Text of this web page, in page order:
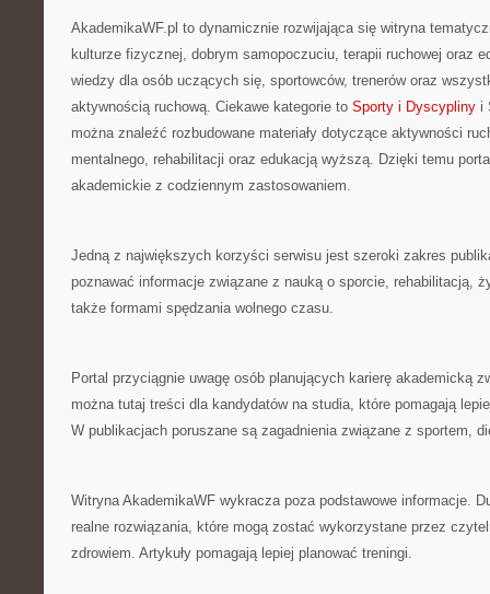
AkademikaWF.pl to dynamicznie rozwijająca się witryna
kulturze fizycznej, dobrym samopoczuciu, terapii ruchowej oraz
wiedzy dla osób uczących się, sportowców, trenerów oraz
aktywnością ruchową. Ciekawe kategorie to Sporty i Dyscypliny i
można znaleźć rozbudowane materiały dotyczące aktywności
mentalnego, rehabilitacji oraz edukacją wyższą. Dzięki temu
akademickie z codziennym zastosowaniem.
Jedną z największych korzyści serwisu jest szeroki zakres
poznawać informacje związane z nauką o sporcie, rehabilitacją,
także formami spędzania wolnego czasu.
Portal przyciągnie uwagę osób planujących karierę akademicką
można tutaj treści dla kandydatów na studia, które pomagają
W publikacjach poruszane są zagadnienia związane z sportem,
Witryna AkademikaWF wykracza poza podstawowe informacje.
realne rozwiązania, które mogą zostać wykorzystane przez
zdrowiem. Artykuły pomagają lepiej planować treningi.